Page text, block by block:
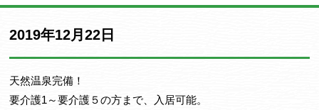
2019年12月22日
天然温泉完備！
要介護1～要介護５の方まで、入居可能。